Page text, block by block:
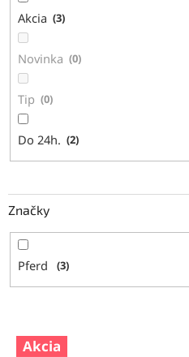
Akcia 3
Novinka 0
Tip 0
Do 24h. 2
Značky
Pferd 3
V
Akcia